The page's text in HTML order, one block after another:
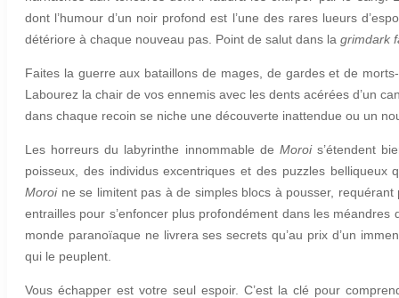
dont l’humour d’un noir profond est l’une des rares lueurs
détériore à chaque nouveau pas. Point de salut dans la grimdark
Faites la guerre aux bataillons de mages, de gardes et de
Labourez la chair de vos ennemis avec les dents acérées d’un
dans chaque recoin se niche une découverte inattendue ou un
Les horreurs du labyrinthe innommable de Morois’étendent
poisseux, des individus excentriques et des puzzles
Moroine se limitent pas à de simples blocs à pousser,
entrailles pour s’enfoncer plus profondément dans les
monde paranoïaque ne livrera ses secrets qu’au prix d’un
qui le peuplent.
Vous échapper est votre seul espoir. C’est la clé pour